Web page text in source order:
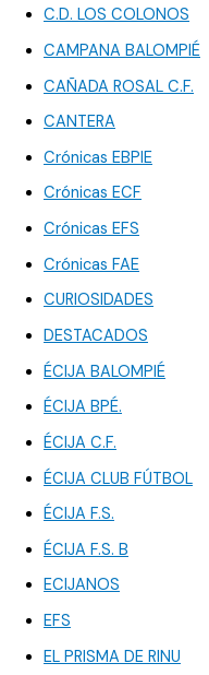
C.D. LOS COLONOS
CAMPANA BALOMPIÉ
CAÑADA ROSAL C.F.
CANTERA
Crónicas EBPIE
Crónicas ECF
Crónicas EFS
Crónicas FAE
CURIOSIDADES
DESTACADOS
ÉCIJA BALOMPIÉ
ÉCIJA BPÉ.
ÉCIJA C.F.
ÉCIJA CLUB FÚTBOL
ÉCIJA F.S.
ÉCIJA F.S. B
ECIJANOS
EFS
EL PRISMA DE RINU